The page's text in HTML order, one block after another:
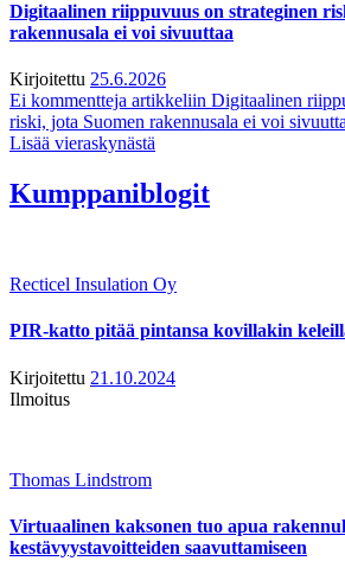
Digitaalinen riippuvuus on strateginen
rakennusala ei voi sivuuttaa
Kirjoitettu 25.6.2026
Ei kommentteja artikkeliin Digitaalinen
riski, jota Suomen rakennusala ei voi
Lisää vieraskynästä
Kumppaniblogit
Recticel Insulation Oy
PIR-katto pitää pintansa kovillakin
Kirjoitettu 21.10.2024
Ilmoitus
Thomas Lindstrom
Virtuaalinen kaksonen tuo apua
kestävyystavoitteiden saavuttamiseen